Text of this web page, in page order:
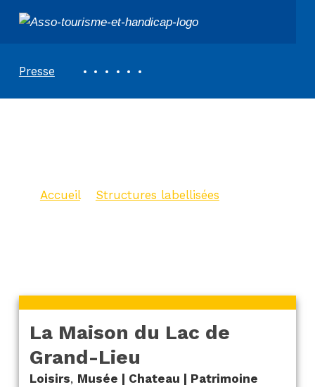
ASSOCIATION TOURISME ET HANDICAPS
Presse
Accueil> Structures labellisées
La Maison du Lac de
Grand-Lieu
Loisirs, Musée | Chateau | Patrimoine